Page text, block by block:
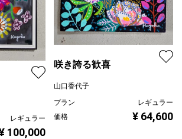
レギュラー
100,000
咲き誇る歓喜
山口香代子
プラン
レギュラー
価格
¥ 64,600